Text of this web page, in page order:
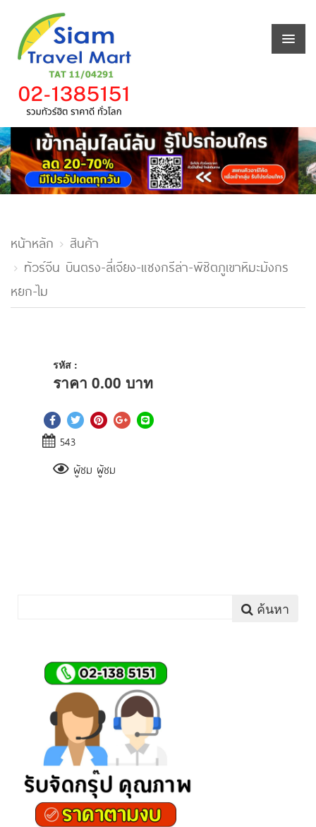
หน้าหลัก
สินค้า
ทัวร์จีน บินตรง-ลี่เจียง-แชงกรีล่า-พิชิตภูเขาหิมะมังกร
หยก-ไม
รหัส :
ราคา 0.00 บาท
543
ผู้ชม ผู้ชม
ค้นหา